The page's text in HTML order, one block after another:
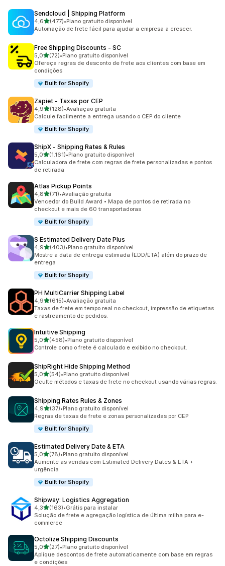
Sendcloud | Shipping Platform
4,6de 5 estrelas
(477)
477 avaliações ao todo
•Plano gratuito disponível
Automação de frete fácil para ajudar a empresa a crescer.
Free Shipping Discounts ‑ SC
5,0de 5 estrelas
(72)
72 avaliações ao todo
•Plano gratuito disponível
Ofereça regras de desconto de frete aos clientes com base em
condições
Built for Shopify
Zapiet ‑ Taxas por CEP
4,9de 5 estrelas
(128)
128 avaliações ao todo
•Avaliação gratuita
Calcule facilmente a entrega usando o CEP do cliente
Built for Shopify
ShipX ‑ Shipping Rates & Rules
5,0de 5 estrelas
(1.161)
1161 avaliações ao todo
•Plano gratuito disponível
Calculadora de frete com regras de frete personalizadas e pontos
de retirada
Atlas Pickup Points
4,8de 5 estrelas
(71)
71 avaliações ao todo
•Avaliação gratuita
Vencedor do Build Award • Mapa de pontos de retirada no
checkout e mais de 60 transportadoras
Built for Shopify
S Estimated Delivery Date Plus
4,9de 5 estrelas
(403)
403 avaliações ao todo
•Plano gratuito disponível
Mostre a data de entrega estimada (EDD/ETA) além do prazo de
entrega
Built for Shopify
PH MultiCarrier Shipping Label
4,9de 5 estrelas
(615)
615 avaliações ao todo
•Avaliação gratuita
Taxas de frete em tempo real no checkout, impressão de etiquetas
e rastreamento de pedidos.
Intuitive Shipping
5,0de 5 estrelas
(458)
458 avaliações ao todo
•Plano gratuito disponível
Controle como o frete é calculado e exibido no checkout.
ShipRight Hide Shipping Method
5,0de 5 estrelas
(54)
54 avaliações ao todo
•Plano gratuito disponível
Oculte métodos e taxas de frete no checkout usando várias regras.
Shipping Rates Rules & Zones
4,9de 5 estrelas
(37)
37 avaliações ao todo
•Plano gratuito disponível
Regras de taxas de frete e zonas personalizadas por CEP
Built for Shopify
Estimated Delivery Date & ETA
5,0de 5 estrelas
(78)
78 avaliações ao todo
•Plano gratuito disponível
Aumente as vendas com Estimated Delivery Dates & ETA +
urgência
Built for Shopify
Shipway: Logistics Aggregation
4,3de 5 estrelas
(163)
163 avaliações ao todo
•Grátis para instalar
Solução de frete e agregação logística de última milha para e-
commerce
Octolize Shipping Discounts
5,0de 5 estrelas
(27)
27 avaliações ao todo
•Plano gratuito disponível
Aplique descontos de frete automaticamente com base em regras
e condições